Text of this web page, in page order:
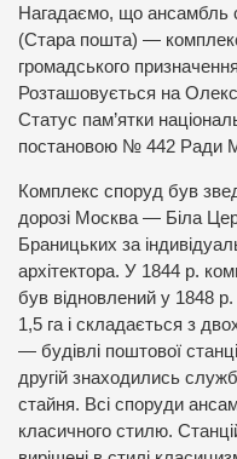
Нагадаємо, що ансамбль
(Стара пошта) — комплекс
громадського
Розташовується на
Статус пам’ятки
постановою № 442 Ради
Комплекс споруд був
дорозі Москва — Біла
Браницьких за
архітектора. У 1844 р.
був відновлений у 1848
1,5 га і складається з
— будівлі поштової
другій знаходились
стайня. Всі споруди
класичного стилю.